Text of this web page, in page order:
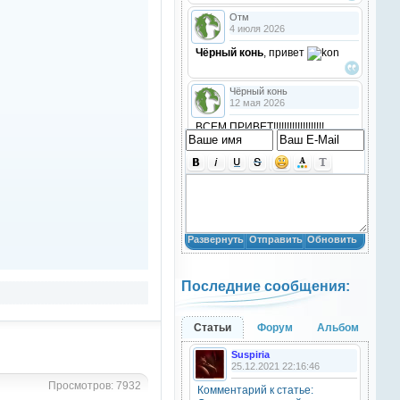
Просмотров: 7932
Отм
4 июля 2026
Чёрный конь, привет
Чёрный конь
12 мая 2026
ВСЕМ ПРИВЕТ!!!!!!!!!!!!!!!!!!!
!!!!
Анастасия18
Анастасия18
кто игры скачивал недавно?
Анастасия18
10 марта 2026
привет
Natali
Развернуть Отправить Обновить
Последние сообщения:
Статьи Форум Альбом
Suspiria
25.12.2021 22:16:46
Комментарий к статье: